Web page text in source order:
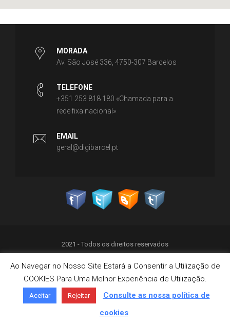
MORADA
Av. São José 336, 4750-307 Barcelos
TELEFONE
+351 253 818 180 «Chamada para a
rede fixa nacional»
EMAIL
geral@digibarcel.pt
2021 - Todos os direitos reservados
Política de Privacidade
Termos & Condições
Política de Cookies
Livro de Reclamações on-line
Ao Navegar no Nosso Site Estará a Consentir a Utilização de
COOKIES Para Uma Melhor Experiência de Utilização.
Aceitar Rejeitar
Consulte as nossa política de
cookies